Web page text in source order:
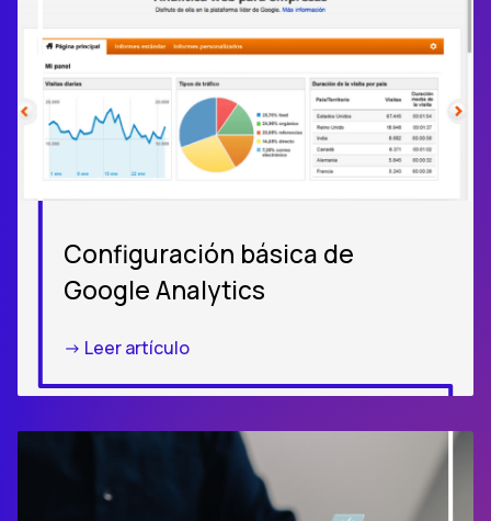
Configuración básica de
Google Analytics
-> Leer artículo